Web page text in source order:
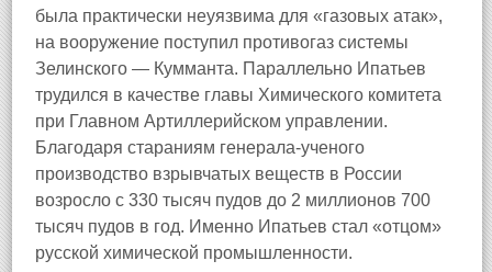
была практически неуязвима для «газовых атак»,
на вооружение поступил противогаз системы
Зелинского — Кумманта. Параллельно Ипатьев
трудился в качестве главы Химического комитета
при Главном Артиллерийском управлении.
Благодаря стараниям генерала-ученого
производство взрывчатых веществ в России
возросло с 330 тысяч пудов до 2 миллионов 700
тысяч пудов в год. Именно Ипатьев стал «отцом»
русской химической промышленности.